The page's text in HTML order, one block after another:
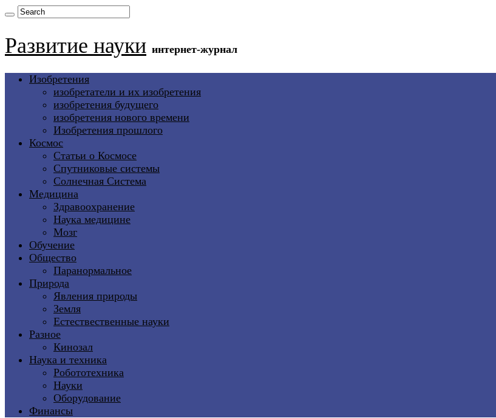
Развитие науки интернет-журнал
Изобретения
изобретатели и их изобретения
изобретения будущего
изобретения нового времени
Изобретения прошлого
Космос
Статьи о Космосе
Спутниковые системы
Солнечная Система
Медицина
Здравоохранение
Наука медицине
Мозг
Обучение
Общество
Паранормальное
Природа
Явления природы
Земля
Естествественные науки
Разное
Кинозал
Наука и техника
Робототехника
Науки
Оборудование
Финансы